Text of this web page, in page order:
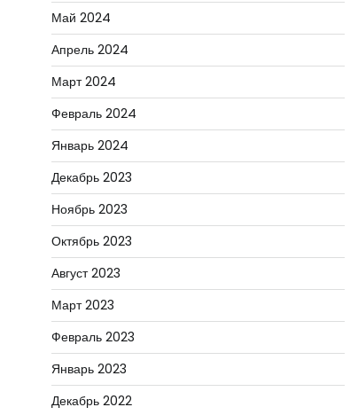
Май 2024
Апрель 2024
Март 2024
Февраль 2024
Январь 2024
Декабрь 2023
Ноябрь 2023
Октябрь 2023
Август 2023
Март 2023
Февраль 2023
Январь 2023
Декабрь 2022